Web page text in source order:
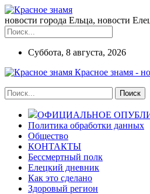
новости города Ельца, новости
Суббота, 8 августа, 2026
Красное знамя -
ОФИЦИАЛЬНОЕ
Политика обработки данных
Общество
КОНТАКТЫ
Бессмертный полк
Елецкий дневник
Как это сделано
Здоровый регион